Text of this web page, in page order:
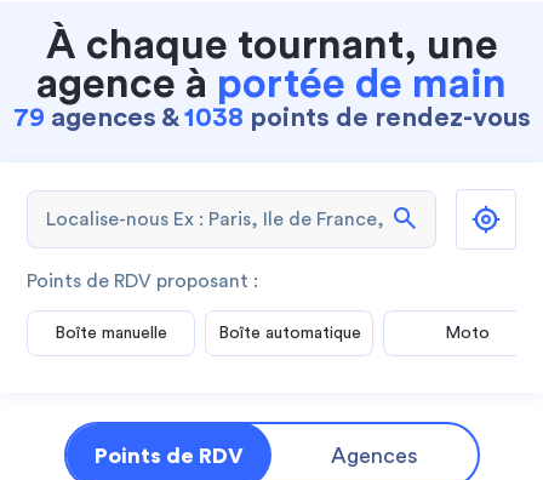
À chaque tournant, une
agence à portée de main
79 agences &1038 points de rendez-vous
search
Points de RDV proposant :
Boîte manuelle Boîte automatique Moto
Points de RDV Agences